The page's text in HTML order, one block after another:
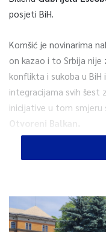
posjeti BiH.
Komšić je novinarima
on kazao i to Srbija nije
konflikta i sukoba u BiH
integracijama svih šest
inicijative u tom smjeru
Otvoreni Balkan.
Naglašava i da je
kakvih granica,
sporazumom, neće biti